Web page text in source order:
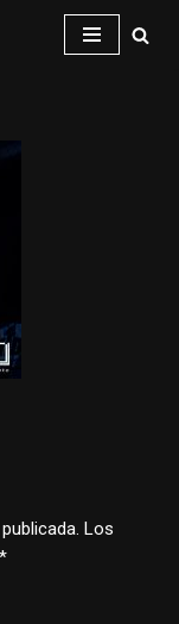
Los
*